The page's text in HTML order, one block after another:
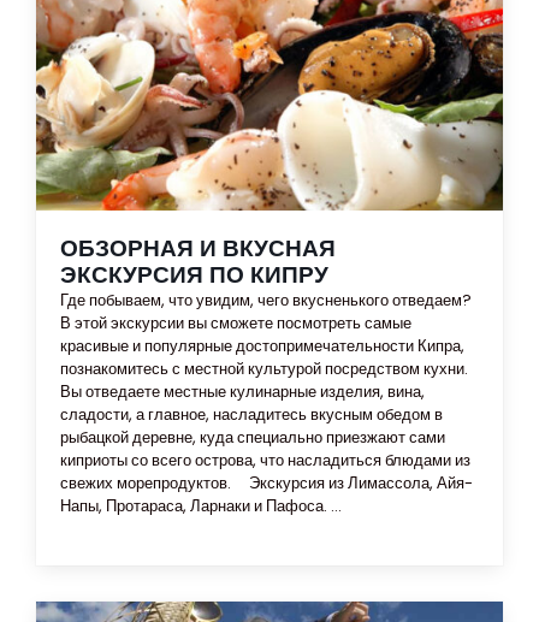
ОБЗОРНАЯ И ВКУСНАЯ
ЭКСКУРСИЯ ПО КИПРУ
Где побываем, что увидим, чего вкусненького отведаем?
В этой экскурсии вы сможете посмотреть самые
красивые и популярные достопримечательности Кипра,
познакомитесь с местной культурой посредством кухни.
Вы отведаете местные кулинарные изделия, вина,
сладости, а главное, насладитесь вкусным обедом в
рыбацкой деревне, куда специально приезжают сами
киприоты со всего острова, что насладиться блюдами из
свежих морепродуктов. Экскурсия из Лимассола, Айя-
Напы, Протараса, Ларнаки и Пафоса. ...